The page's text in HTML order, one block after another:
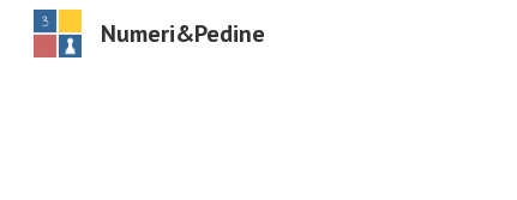
Numeri&Pedine